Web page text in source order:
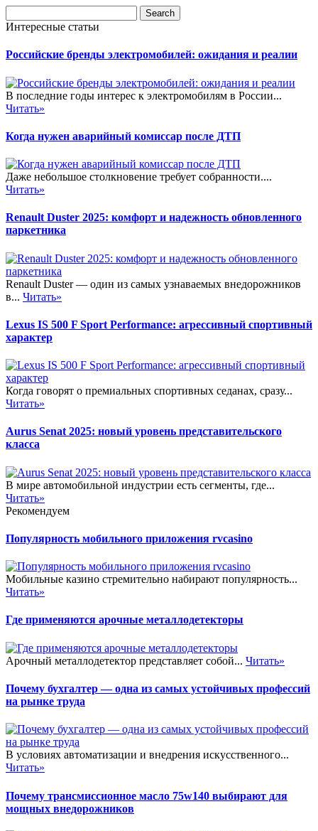
Интересные статьи
Российские бренды электромобилей: ожидания и реалии
В последние годы интерес к электромобилям в России...
Читать»
Когда нужен аварийный комиссар после ДТП
Даже небольшое столкновение требует собранности....
Читать»
Renault Duster 2025: комфорт и надежность обновленного
паркетника
Renault Duster — один из самых узнаваемых внедорожников
в... Читать»
Lexus IS 500 F Sport Performance: агрессивный спортивный
характер
Когда говорят о премиальных спортивных седанах, сразу...
Читать»
Aurus Senat 2025: новый уровень представительского
класса
В мире автомобильной индустрии есть сегменты, где...
Читать»
Рекомендуем
Популярность мобильного приложения rvcasino
Мобильные казино стремительно набирают популярность...
Читать»
Где применяются арочные металлодетекторы
Арочный металлодетектор представляет собой... Читать»
Почему бухгалтер — одна из самых устойчивых профессий
на рынке труда
В условиях автоматизации и внедрения искусственного...
Читать»
Почему трансмиссионное масло 75w140 выбирают для
мощных внедорожников